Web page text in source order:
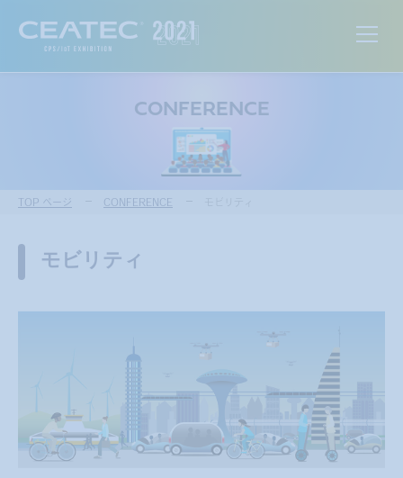
CONFERENCE
TOP ページ CONFERENCE
モビリティ